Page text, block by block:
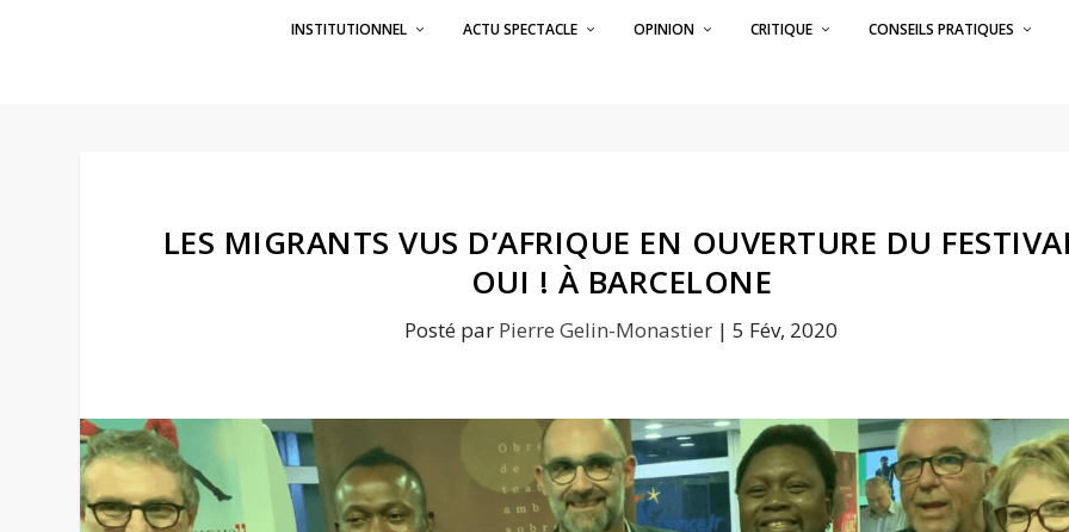
INSTITUTIONNEL ACTU SPECTACLE OPINION CRITIQUE CONSEILS PRATIQUES
LES MIGRANTS VUS D’AFRIQUE EN OUVERTURE DU
OUI ! À BARCELONE
Posté par Pierre Gelin-Monastier |5 Fév, 2020